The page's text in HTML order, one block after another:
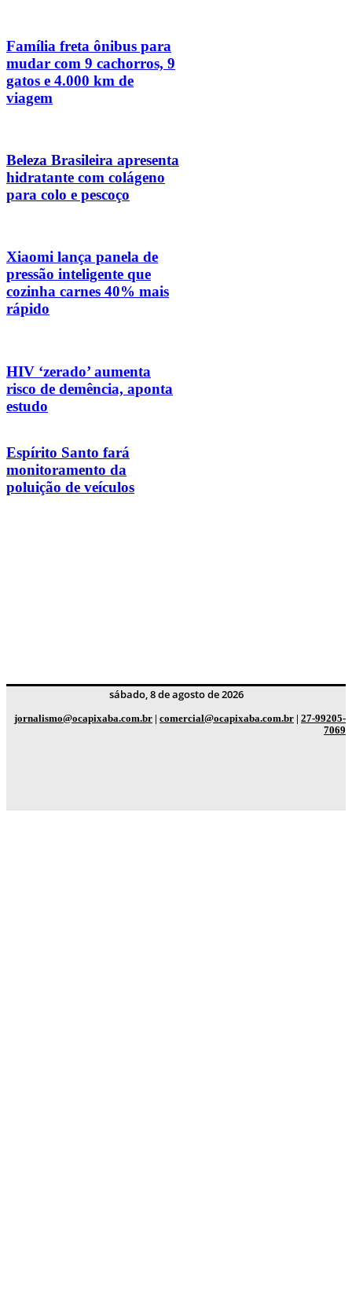
Família freta ônibus para
mudar com 9 cachorros, 9
gatos e 4.000 km de
viagem
Beleza Brasileira apresenta
hidratante com colágeno
para colo e pescoço
Xiaomi lança panela de
pressão inteligente que
cozinha carnes 40% mais
rápido
HIV ‘zerado’ aumenta
risco de demência, aponta
estudo
Espírito Santo fará
monitoramento da
poluição de veículos
sábado, 8 de agosto de 2026
jornalismo@ocapixaba.com.br | comercial@ocapixaba.com.br | 27-99205-
7069